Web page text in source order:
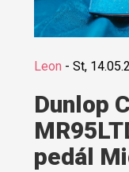
Leon - St,
Dunlop
pedál